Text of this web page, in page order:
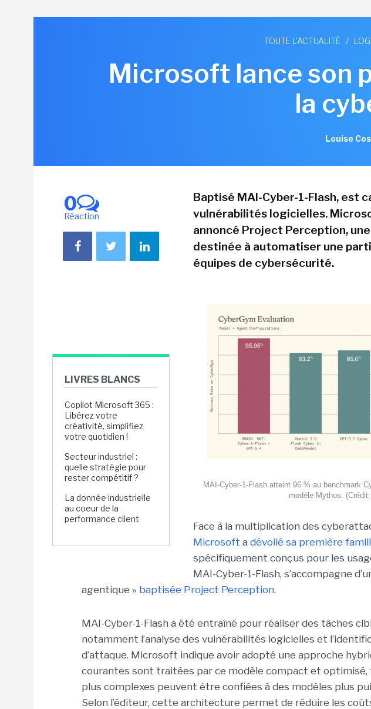
TOUTE L'ACTUALITÉ /
Microsoft lance son
la
Louise
0
Réaction
LIVRES BLANCS
Copilot Microsoft 365 :
Libérez votre
créativité, simplifiez
votre quotidien !
Secteur industriel :
quelle stratégie pour
rester compétitif ?
La donnée industrielle
au coeur de la
performance client
Baptisé MAI-Cyber-1-Flash, est
vulnérabilités logicielles.
annoncé Project Perception,
destinée à automatiser une
équipes de cybersécurité.
MAI-Cyber-1-Flash atteint 96 % au benchmark
modèle Mythos.
Face à la multiplication des
Microsoft a dévoilé sa première
spécifiquement conçus pour les
MAI-Cyber-1-Flash, s’accompagne
agentique » baptisée Project Perception.
MAI-Cyber-1-Flash a été entraîné pour réaliser des tâches
notamment l’analyse des vulnérabilités logicielles et
d’attaque. Microsoft indique avoir adopté une approche
courantes sont traitées par ce modèle compact et optimisé,
plus complexes peuvent être confiées à des modèles plus
Selon l’éditeur, cette architecture permet de réduire les